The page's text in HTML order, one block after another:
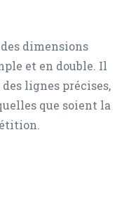
dimensions
et en double. Il
lignes précises,
que soient la